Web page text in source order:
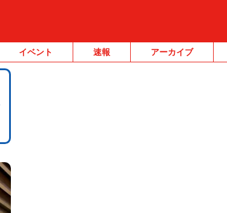
イベント 速報 アーカイブ